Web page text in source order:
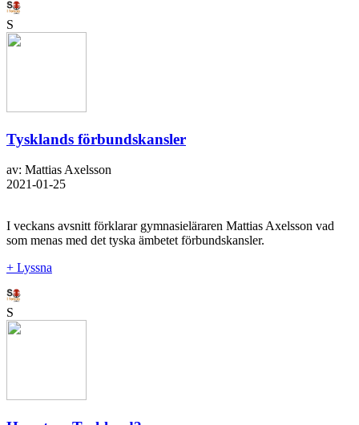
S
Tysklands förbundskansler
av: Mattias Axelsson
2021-01-25
I veckans avsnitt förklarar gymnasieläraren Mattias Axelsson vad
som menas med det tyska ämbetet förbundskansler.
+ Lyssna
S